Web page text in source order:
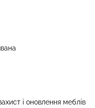
і оновлення меблів